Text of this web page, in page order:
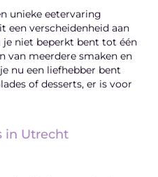
unieke eetervaring
een verscheidenheid aan
niet beperkt bent tot één
van meerdere smaken en
nu een liefhebber bent
of desserts, er is voor
in Utrecht